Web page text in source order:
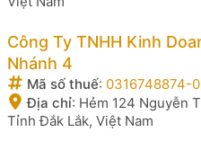
Công Ty TNHH Kinh
Nhánh 4
Mã số thuế: 0316748874-
Địa chỉ: Hẻm 124 Nguyễn
Tỉnh Đắk Lắk, Việt Nam